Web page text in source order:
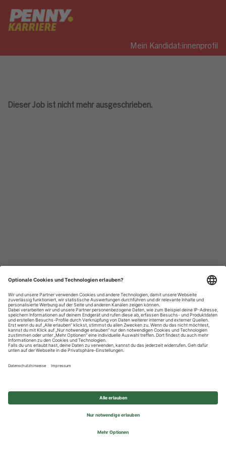
Mein Kandidat:innenprofil
Dieser Job ist nicht mehr ausgeschrieben.
Datenschutzhinweise
Impressum
Privatsphäre-Einstellungen
© 2026 REWE Group - All rights reserved